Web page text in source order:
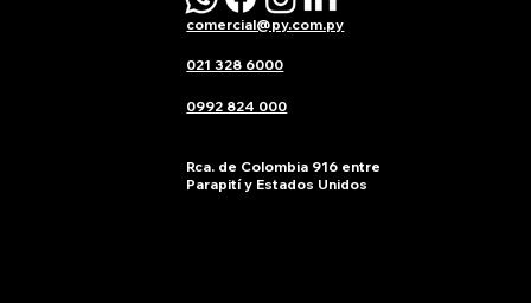
las búsquedas en línea. Ya sea que operes
comercial@py.com.py
021 328 6000
Rca. de Colombia 916 entre
Parapití y Estados Unidos
0992 824 000